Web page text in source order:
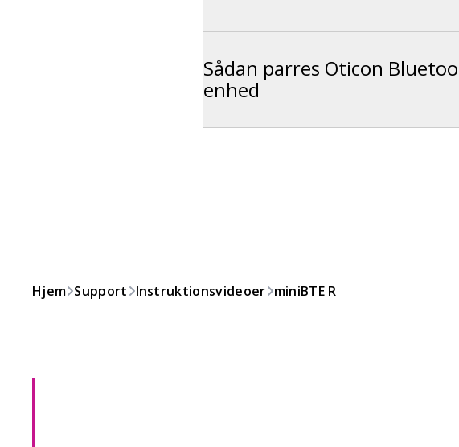
Sådan parres Oticon
enhed
Hjem Support Instruktionsvideoer miniBTE R